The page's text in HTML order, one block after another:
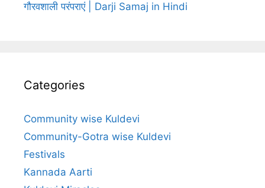
गौरवशाली परंपराएं | Darji Samaj in Hindi
Categories
Community wise Kuldevi
Community-Gotra wise Kuldevi
Festivals
Kannada Aarti